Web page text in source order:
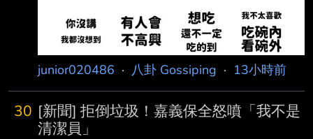
junior020486 · 八卦 Gossiping · 13小時前
30 [新聞] 拒倒垃圾！嘉義保全怒噴「我不是
清潔員」